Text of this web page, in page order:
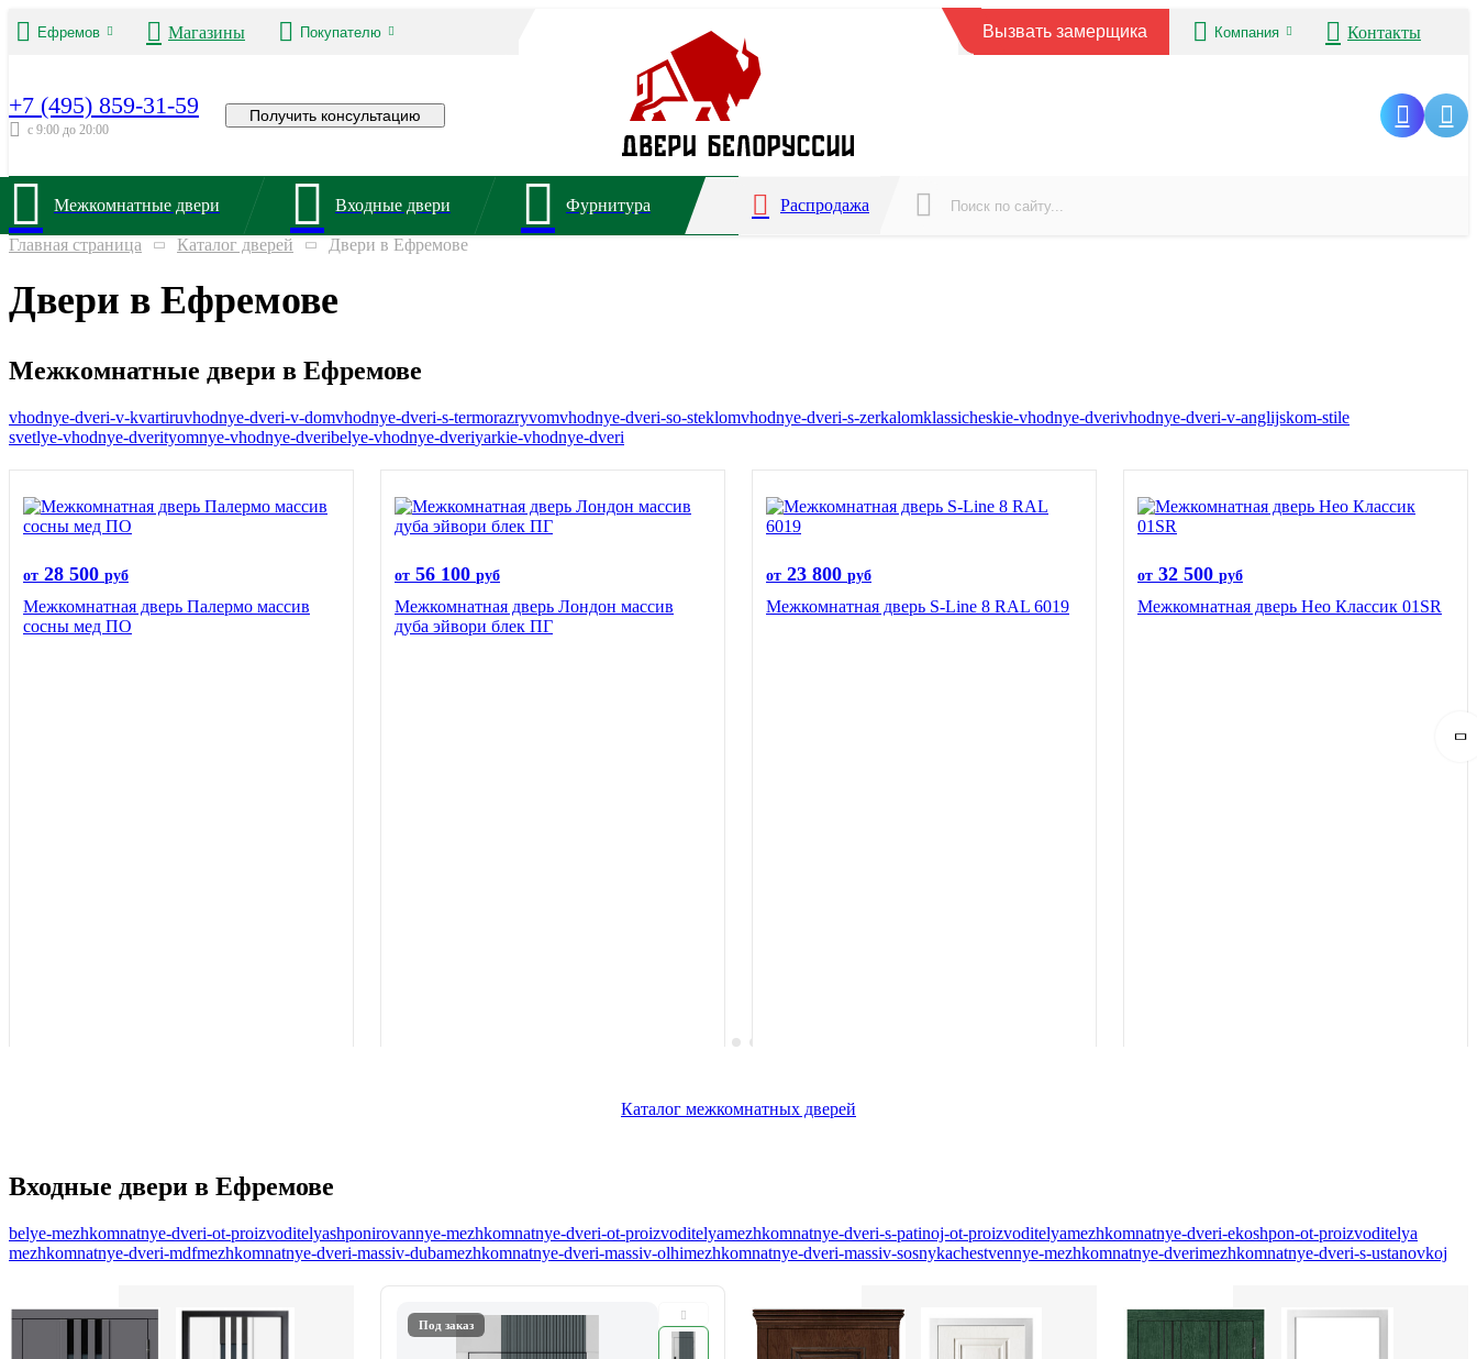
Ефремов Магазины Покупателю Вызвать замерщика Компания Контакты
+7 (495) 859-31-59
с 9:00 до 20:00
Получить консультацию
Межкомнатные двери Входные двери Фурнитура Распродажа
Главная страница Каталог дверей Двери в Ефремове
Двери в Ефремове
Межкомнатные двери в Ефремове
vhodnye-dveri-v-kvartiruvhodnye-dveri-v-domvhodnye-dveri-s-termorazryvomvhodnye-dveri-so-steklomvhodnye-dveri-s-zerkalomklassicheskie-vhodnye-dverivhodnye-dveri-v-anglijskom-stile
svetlye-vhodnye-dverityomnye-vhodnye-dveribelye-vhodnye-dveriyarkie-vhodnye-dveri
от 28 500 руб
Межкомнатная дверь Палермо массив
сосны мед ПО
от 56 100 руб
Межкомнатная дверь Лондон массив
дуба эйвори блек ПГ
от 23 800 руб
Межкомнатная дверь S-Line 8 RAL 6019
от 32 500 руб
Межкомнатная дверь Нео Классик 01SR
Каталог межкомнатных дверей
Входные двери в Ефремове
belye-mezhkomnatnye-dveri-ot-proizvoditelyashponirovannye-mezhkomnatnye-dveri-ot-proizvoditelyamezhkomnatnye-dveri-s-patinoj-ot-proizvoditelyamezhkomnatnye-dveri-ekoshpon-ot-proizvoditelya
mezhkomnatnye-dveri-mdfmezhkomnatnye-dveri-massiv-dubamezhkomnatnye-dveri-massiv-olhimezhkomnatnye-dveri-massiv-sosnykachestvennye-mezhkomnatnye-dverimezhkomnatnye-dveri-s-ustanovkoj
Под заказ